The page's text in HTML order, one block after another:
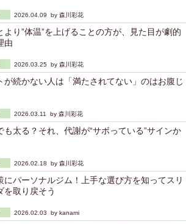
2026.04.09 by 森川彩花
より”体温”を上げることの方が、見た目が劇的
由
2026.03.25 by 森川彩花
が続かない人は「満たされてない」のはお腹じ
2026.03.11 by 森川彩花
も太る？それ、代謝が“サボっている”サインか
2026.02.18 by 森川彩花
にパーソナルジム！上手な選び方を知ってスリ
を取り戻そう
2026.02.03 by kanami